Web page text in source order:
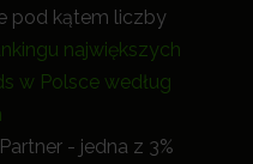
pod kątem liczby
największych
w Polsce według
- jedna z 3%